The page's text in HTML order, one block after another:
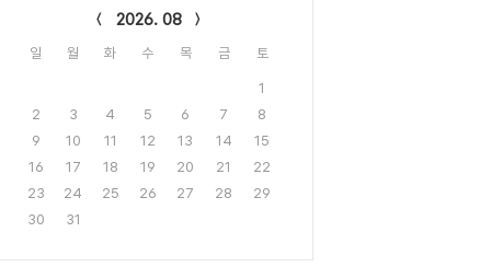
2026. 08
일 월 화 수 목 금 토
1
2
3 4 5 6 7
8
9
10 11 12 13 14
15
16
17 18 19 20 21
22
23
24 25 26 27 28
29
30
31